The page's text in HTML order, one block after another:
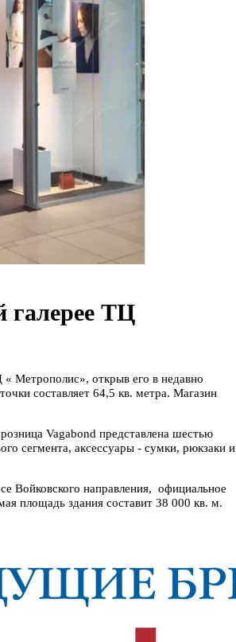
галерее ТЦ
Метрополис», открыв его в недавно
составляет 64,5 кв. метра. Магазин
Vagabond представлена шестью
сегмента, аксессуары - сумки, рюкзаки и
Войковского направления, официальное
площадь здания составит 38 000 кв. м.